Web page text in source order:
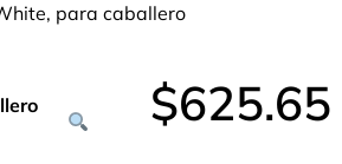
para caballero
$625.65